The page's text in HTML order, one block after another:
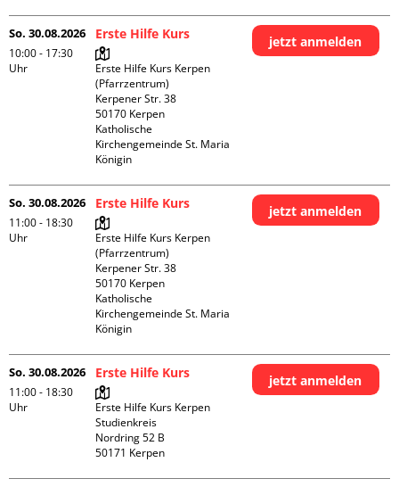
So. 30.08.2026
10:00 - 17:30
Uhr
Erste Hilfe Kurs
Erste Hilfe Kurs Kerpen
(Pfarrzentrum)
Kerpener Str. 38
50170 Kerpen
Katholische
Kirchengemeinde St. Maria
Königin
jetzt anmelden
So. 30.08.2026
11:00 - 18:30
Uhr
Erste Hilfe Kurs
Erste Hilfe Kurs Kerpen
(Pfarrzentrum)
Kerpener Str. 38
50170 Kerpen
Katholische
Kirchengemeinde St. Maria
Königin
jetzt anmelden
So. 30.08.2026
11:00 - 18:30
Uhr
Erste Hilfe Kurs
Erste Hilfe Kurs Kerpen
Studienkreis
Nordring 52 B
jetzt anmelden